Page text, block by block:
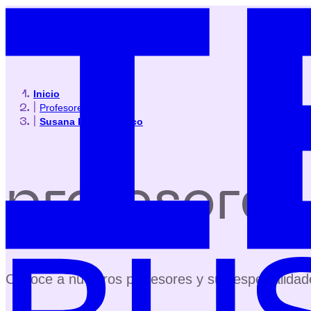
Inicio
Profesores
Susana López Blanco
profesores
Conoce a nuestros profesores y sus